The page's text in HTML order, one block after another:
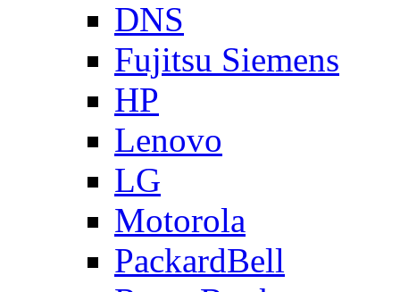
DNS
Fujitsu Siemens
HP
Lenovo
LG
Motorola
PackardBell